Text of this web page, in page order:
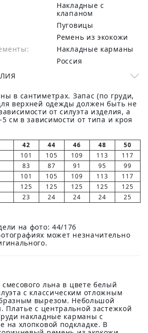
Накладные с
клапаном
Пуговицы
Ремень из экокожи
Накладные карманы
Россия
в сантиметрах. Запас (по груди,
верхней одежды должен быть не
от силуэта изделия, а
см в зависимости от типа и кроя
42 44 46 48
50
101 105 109 113
117
83 87 91 95
99
101 105 109 113
117
125 125 125 125
125
23 24 24 24 25
на фото: 44/176
может незначительно
льна в цвете белый
с классическим отложным
вырезом. Небольшой
Платье с центральной застежкой
накладные карманы с
на хлопковой подкладке. В